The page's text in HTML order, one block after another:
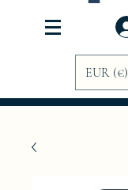
EUR (€)